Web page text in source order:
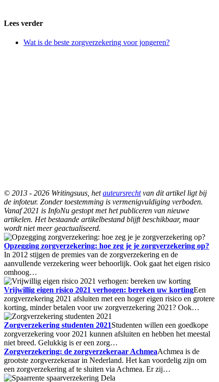
Lees verder
Wat is de beste zorgverzekering voor jongeren?
© 2013 - 2026 Writingsuus, hetauteursrechtvan dit artikel ligt bij
de infoteur. Zonder toestemming is vermenigvuldiging verboden.
Vanaf 2021 is InfoNu gestopt met het publiceren van nieuwe
artikelen. Het bestaande artikelbestand blijft beschikbaar, maar
wordt niet meer geactualiseerd.
Opzegging zorgverzekering: hoe zeg je je zorgverzekering op?
In 2012 stijgen de premies van de zorgverzekering en de
aanvullende verzekering weer behoorlijk. Ook gaat het eigen risico
omhoog…
Vrijwillig eigen risico 2021 verhogen: bereken uw kortingEen
zorgverzekering 2021 afsluiten met een hoger eigen risico en grotere
korting, minder betalen voor uw zorgverzekering 2021? Ook…
Zorgverzekering studenten 2021Studenten willen een goedkope
zorgverzekering voor 2021 kunnen afsluiten en hebben het meestal
niet breed. Gelukkig is er een zorg…
Zorgverzekering: de zorgverzekeraar AchmeaAchmea is de
grootste zorgverzekeraar in Nederland. Het kan voordelig zijn om
een zorgverzekering af te sluiten via Achmea. Er zij…